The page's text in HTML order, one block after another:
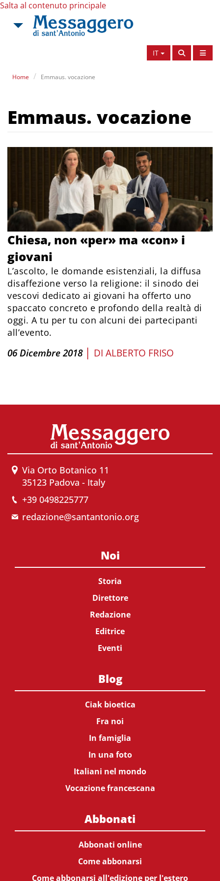
Salta al contenuto principale
IT
Home Emmaus. vocazione
Emmaus. vocazione
Chiesa, non «per» ma «con» i
giovani
L’ascolto, le domande esistenziali, la diffusa
disaffezione verso la religione: il sinodo dei
vescovi dedicato ai giovani ha offerto uno
spaccato concreto e profondo della realtà di
oggi. A tu per tu con alcuni dei partecipanti
all’evento.
06 Dicembre 2018 | DI ALBERTO FRISO
Via Orto Botanico 11
35123 Padova - Italy
+39 0498225777
redazione@santantonio.org
Noi
Storia
Direttore
Redazione
Editrice
Eventi
Blog
Ciak bioetica
Fra noi
In famiglia
In una foto
Italiani nel mondo
Vocazione francescana
Abbonati
Abbonati online
Come abbonarsi
Come abbonarsi all'edizione per l'estero